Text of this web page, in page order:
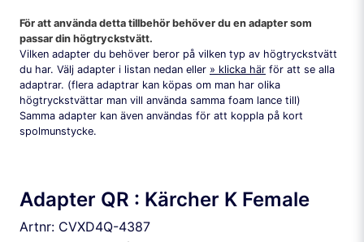
För att använda detta tillbehör behöver du en adapter som
passar din högtryckstvätt.
Vilken adapter du behöver beror på vilken typ av högtryckstvätt
du har. Välj adapter i listan nedan eller
klicka här för att se alla
adaptrar. (flera adaptrar kan köpas om man har olika
högtryckstvättar man vill använda samma foam lance till)
Samma adapter kan även användas för att koppla på kort
spolmunstycke.
Adapter QR : Kärcher K Female
Artnr: CVXD4Q-4387